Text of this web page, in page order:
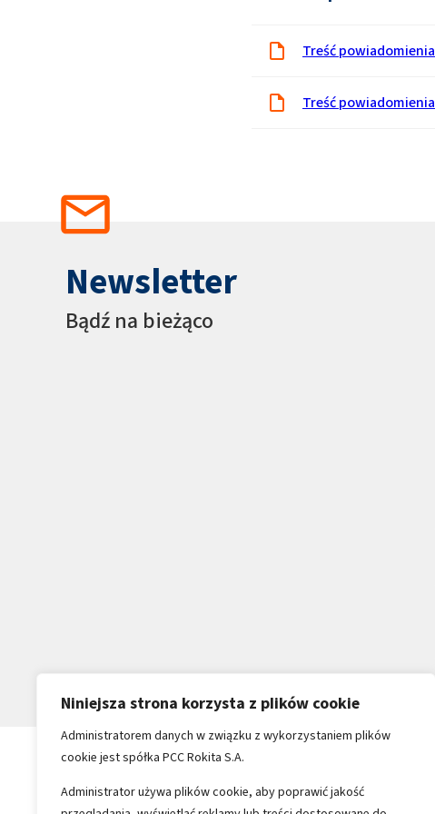
Niniejsza strona korzysta z plików cookie
Administratorem danych w związku z wykorzystaniem plików
cookie jest spółka PCC Rokita S.A.
Administrator używa plików cookie, aby poprawić jakość
Treść powiadomienia
Treść powiadomienia
Newsletter
Bądź na bieżąco